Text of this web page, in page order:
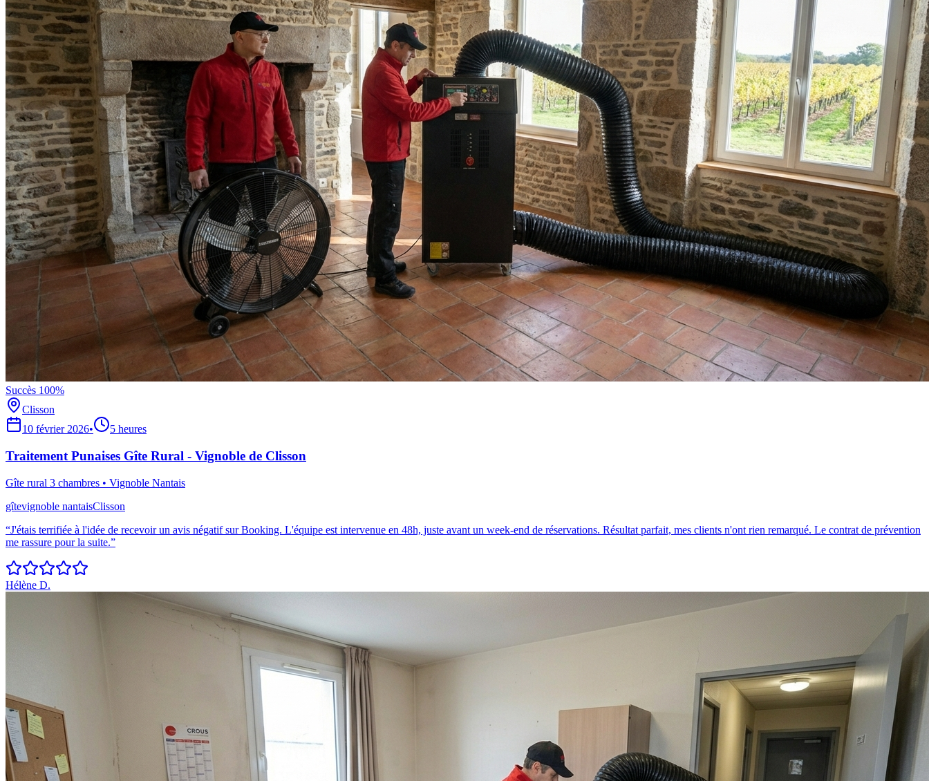
Succès 100%
Clisson
10 février 2026• 5 heures
Traitement Punaises Gîte Rural - Vignoble de Clisson
Gîte rural 3 chambres • Vignoble Nantais
gîtevignoble nantaisClisson
“J'étais terrifiée à l'idée de recevoir un avis négatif sur Booking. L'équipe est intervenue en 48h, juste avant un week-end de réservations. Résultat parfait, mes clients n'ont rien remarqué. Le contrat de prévention
me rassure pour la suite.”
Hélène D.